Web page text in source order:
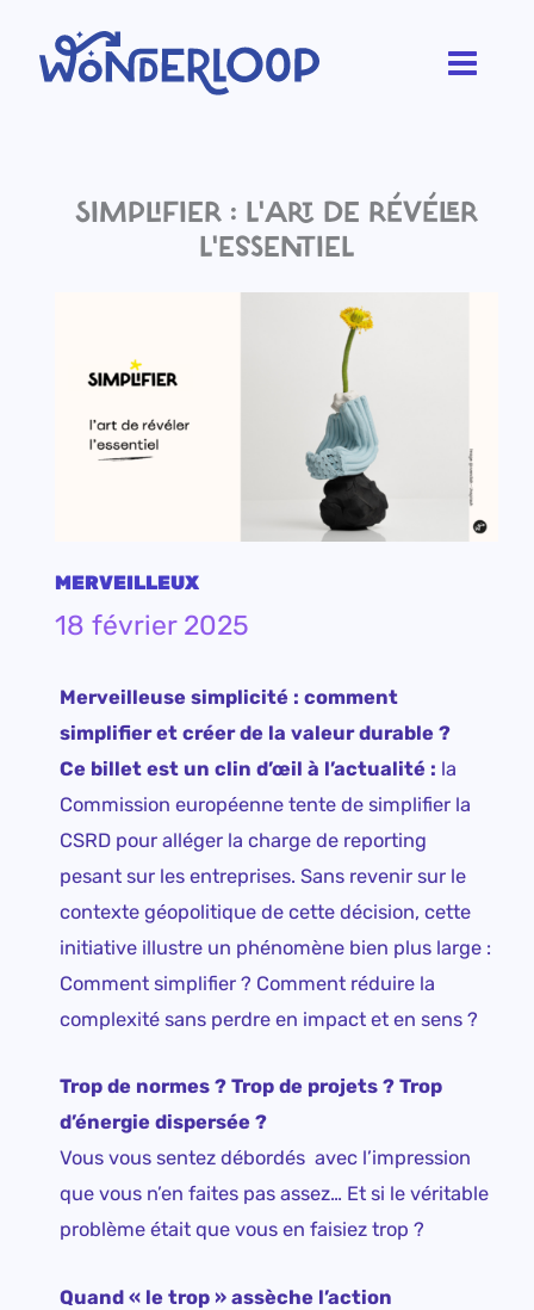
contenu
SIMPLIFIER : L'ART DE RÉVÉLER
L'ESSENTIEL
MERVEILLEUX
18 février 2025
Merveilleuse simplicité : comment
simplifier et créer de la valeur durable ?
Ce billet est un clin d’œil à l’actualité : la
Commission européenne tente de simplifier la
CSRD pour alléger la charge de reporting
pesant sur les entreprises. Sans revenir sur le
contexte géopolitique de cette décision, cette
initiative illustre un phénomène bien plus large :
Comment simplifier ? Comment réduire la
complexité sans perdre en impact et en sens ?
Trop de normes ? Trop de projets ? Trop
d’énergie dispersée ?
Vous vous sentez débordés avec l’impression
que vous n’en faites pas assez… Et si le véritable
problème était que vous en faisiez trop ?
Quand « le trop » assèche l’action